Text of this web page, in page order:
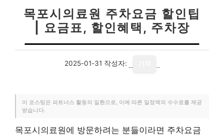
목포시의료원 주차요금 할인팁
| 요금표, 할인혜택, 주차장
2025-01-31 작성자:
이 포스팅은 파트너스 활동의 일환으로, 이에 따른 일정액의 수수료를 제공
받습니다.
목포시의료원에 방문하려는 분들이라면 주차요금